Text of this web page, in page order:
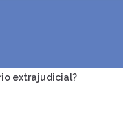
extrajudicial?